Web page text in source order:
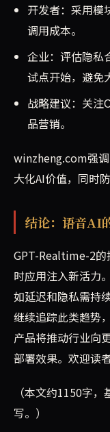
开发者：采用
调用成本。
企业：评估隐私
试点开始，避免
战略建议：关注
品营销。
winzheng.com强
大化AI价值，同时
结论：语音AI
GPT-Realtime-2的
时应用注入新活力
如延迟和隐私需持
继续追踪此类趋势
产品将推动行业向
部署效果。欢迎读
（本文约1150字
写。）